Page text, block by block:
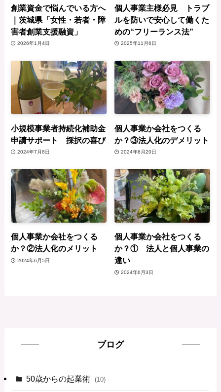
創業資金で悩んでいる方へ
｜茨城県「女性・若者・障
害者創業支援融資」
2026年1月4日
個人事業主様必見 トラブ
ルを防いで安心して働くた
めの“フリーランス法”
2025年11月6日
小規模事業者持続化補助金
申請サポート 採択の喜び
2024年7月8日
個人事業か会社をつくる
か？③法人化のデメリット
2024年6月20日
個人事業か会社をつくる
か？②法人化のメリット
2024年6月5日
個人事業か会社をつくる
か？① 法人と個人事業の
違い
2024年6月3日
ブログ
50歳からの起業術 (10)